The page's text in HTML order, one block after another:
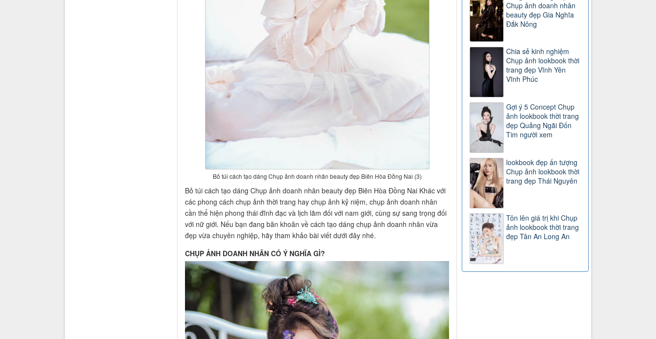
Bỏ túi cách tạo dáng Chụp ảnh doanh nhân beauty đẹp Biên Hòa Đồng Nai (3)
Bỏ túi cách tạo dáng Chụp ảnh doanh nhân beauty đẹp Biên Hòa Đồng Nai Khác với
các phong cách chụp ảnh thời trang hay chụp ảnh kỷ niệm, chụp ảnh doanh nhân
cần thể hiện phong thái đĩnh đạc và lịch lãm đối với nam giới, cùng sự sang trọng đối
với nữ giới. Nếu bạn đang băn khoăn về cách tạo dáng chụp ảnh doanh nhân vừa
đẹp vừa chuyên nghiệp, hãy tham khảo bài viết dưới đây nhé.
CHỤP ẢNH DOANH NHÂN CÓ Ý NGHĨA GÌ?
Chụp ảnh doanh nhân
beauty đẹp Gia Nghĩa
Đắk Nông
Chia sẻ kinh nghiệm
Chụp ảnh lookbook thời
trang đẹp Vĩnh Yên
Vĩnh Phúc
Gợi ý 5 Concept Chụp
ảnh lookbook thời trang
đẹp Quảng Ngãi Đốn
Tim người xem
lookbook đẹp ấn tượng
Chụp ảnh lookbook thời
trang đẹp Thái Nguyên
Tôn lên giá trị khi Chụp
ảnh lookbook thời trang
đẹp Tân An Long An